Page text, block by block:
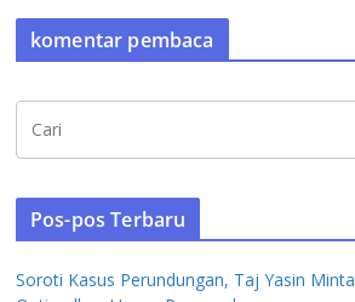
komentar pembaca
Pos-pos Terbaru
Soroti Kasus Perundungan, Taj Yasin Minta